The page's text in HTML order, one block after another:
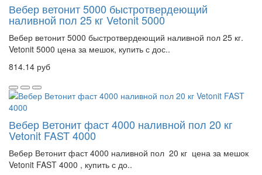
Вебер ветонит 5000 быстротвердеющий
наливной пол 25 кг Vetonit 5000
Вебер ветонит 5000 быстротвердеющий наливной пол 25 кг.
Vetonit 5000 цена за мешок, купить с дос..
814.14 руб
Вебер Ветонит фаст 4000 наливной пол 20 кг
Vetonit FAST 4000
Вебер Ветонит фаст 4000 наливной пол 20 кг цена за мешок
Vetonit FAST 4000 , купить с до..